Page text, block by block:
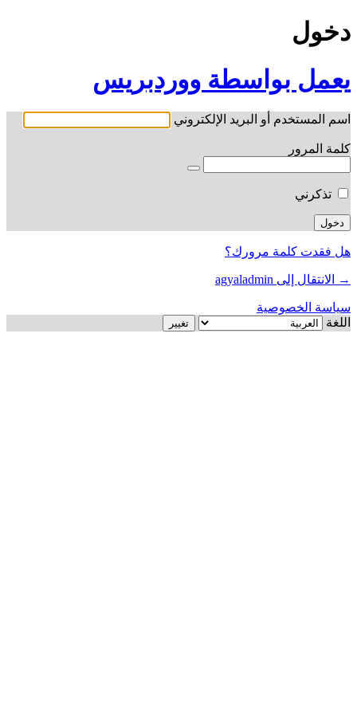
دخول
يعمل بواسطة ووردبريس
اسم المستخدم أو البريد الإلكتروني
كلمة المرور
تذكرني
هل فقدت كلمة مرورك؟
→ الانتقال إلى agyaladmin
سياسة الخصوصية
اللغة